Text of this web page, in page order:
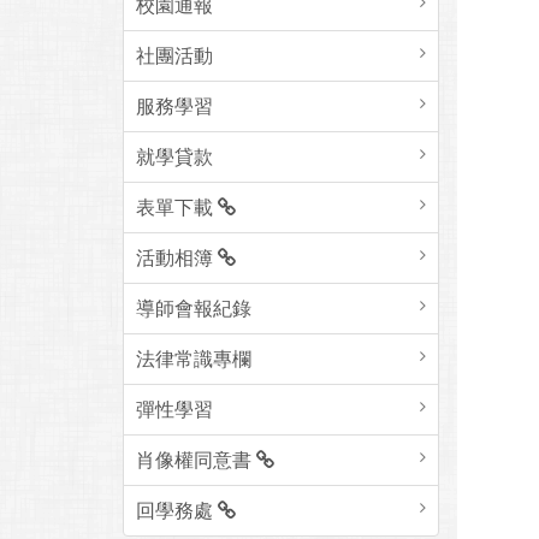
社團活動
服務學習
就學貸款
表單下載
活動相簿
導師會報紀錄
法律常識專欄
彈性學習
肖像權同意書
回學務處